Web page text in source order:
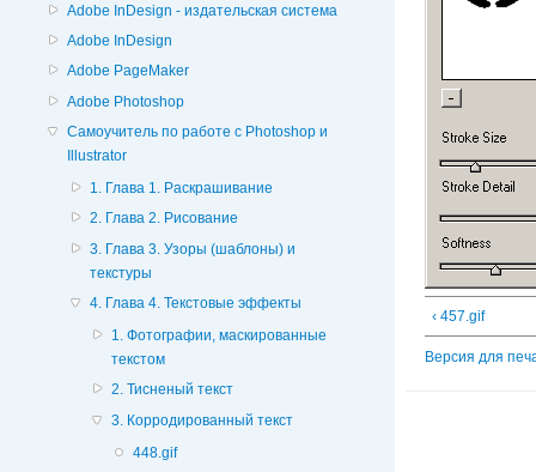
Adobe InDesign - издательская система
Adobe InDesign
Adobe PageMaker
Adobe Photoshop
Cамоучитель по работе с Photoshop и
Illustrator
1. Глава 1. Раскрашивание
2. Глава 2. Рисование
3. Глава 3. Узоры (шаблоны) и
текстуры
4. Глава 4. Текстовые эффекты
1. Фотографии, маскированные
текстом
2. Тисненый текст
3. Корродированный текст
448.gif
‹ 457.gif
Версия для